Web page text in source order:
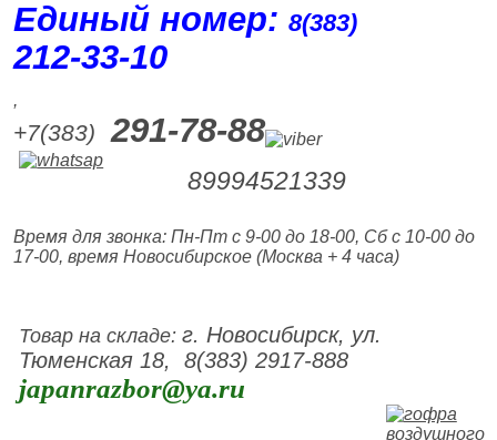
Единый номер:8(383)
212‑33‑10
,
+7(383) 291-78-88
89994521339
Время для звонка: Пн-Пт с 9-00 до 18-00, Сб с 10-00 до
17-00, время Новосибирское (Москва + 4 часа)
Товар на складе:г. Новосибирск, ул.
Тюменская 18, 8(383) 2917-888
japanrazbor@ya.ru